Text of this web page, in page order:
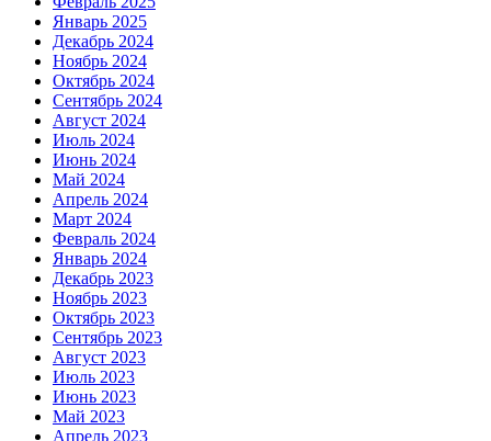
Январь 2025
Декабрь 2024
Ноябрь 2024
Октябрь 2024
Сентябрь 2024
Август 2024
Июль 2024
Июнь 2024
Май 2024
Апрель 2024
Март 2024
Февраль 2024
Январь 2024
Декабрь 2023
Ноябрь 2023
Октябрь 2023
Сентябрь 2023
Август 2023
Июль 2023
Июнь 2023
Май 2023
Апрель 2023